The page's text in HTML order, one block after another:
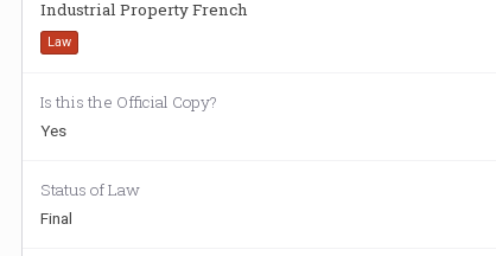
Industrial Property French
Law
Is this the Official Copy?
Yes
Status of Law
Final